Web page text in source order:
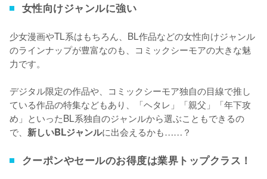
女性向けジャンルに強い
少女漫画やTL系はもちろん、 BL作品などの女性向けジャンル
のラインナップが豊富なのも、コミックシーモアの大きな魅
力です。
デジタル限定の作品や、コミックシーモア独自の目線で推し
ている作品の特集などもあり、「ヘタレ」「親父」「年下攻
め」といったBL系独自のジャンルから選ぶこともできるの
で、 新しいBLジャンルに出会えるかも……？
クーポンやセールのお得度は業界トップクラス！